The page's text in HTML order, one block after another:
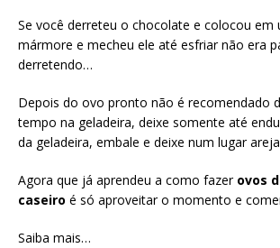
Se você derreteu o chocolate e colocou em
mármore e mecheu ele até esfriar não era
derretendo…
Depois do ovo pronto não é recomendado
tempo na geladeira, deixe somente até
da geladeira, embale e deixe num lugar
Agora que já aprendeu a como fazer ovos
caseiro é só aproveitar o momento e
Saiba mais…